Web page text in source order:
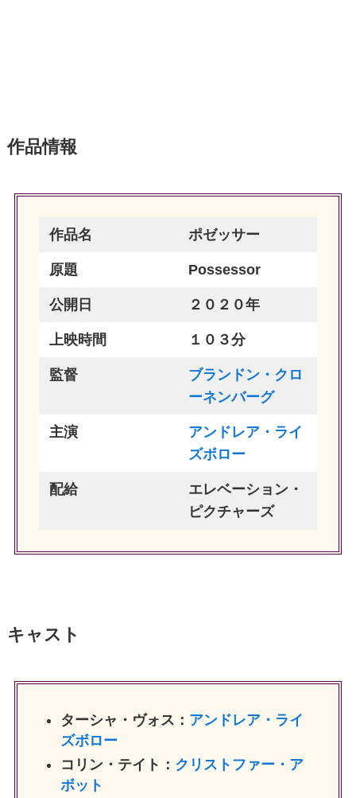
作品情報
作品名 ポゼッサー
原題 Possessor
公開日 ２０２０年
上映時間 １０３分
監督
ブランドン・クロ
ーネンバーグ
主演
アンドレア・ライ
ズボロー
配給
エレベーション・
ピクチャーズ
キャスト
ターシャ・ヴォス： アンドレア・ライ
ズボロー
コリン・テイト： クリストファー・ア
ボット